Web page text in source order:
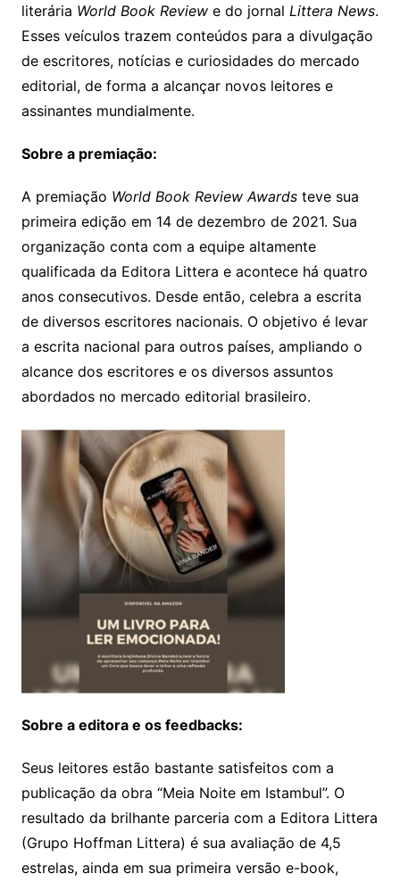
literária World Book Reviewe do jornal Littera News.
Esses veículos trazem conteúdos para a divulgação
de escritores, notícias e curiosidades do mercado
editorial, de forma a alcançar novos leitores e
assinantes mundialmente.
Sobre a premiação:
A premiação World Book Review Awardsteve sua
primeira edição em 14 de dezembro de 2021. Sua
organização conta com a equipe altamente
qualificada da Editora Littera e acontece há quatro
anos consecutivos. Desde então, celebra a escrita
de diversos escritores nacionais. O objetivo é levar
a escrita nacional para outros países, ampliando o
alcance dos escritores e os diversos assuntos
abordados no mercado editorial brasileiro.
Sobre a editora e os feedbacks:
Seus leitores estão bastante satisfeitos com a
publicação da obra “Meia Noite em Istambul”. O
resultado da brilhante parceria com a Editora Littera
(Grupo Hoffman Littera) é sua avaliação de 4,5
estrelas, ainda em sua primeira versão e-book,